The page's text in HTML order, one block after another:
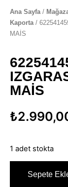
Ana Sayfa/
Kaporta/
MAİS
MAİS
₺
1 adet stokta
Sepete